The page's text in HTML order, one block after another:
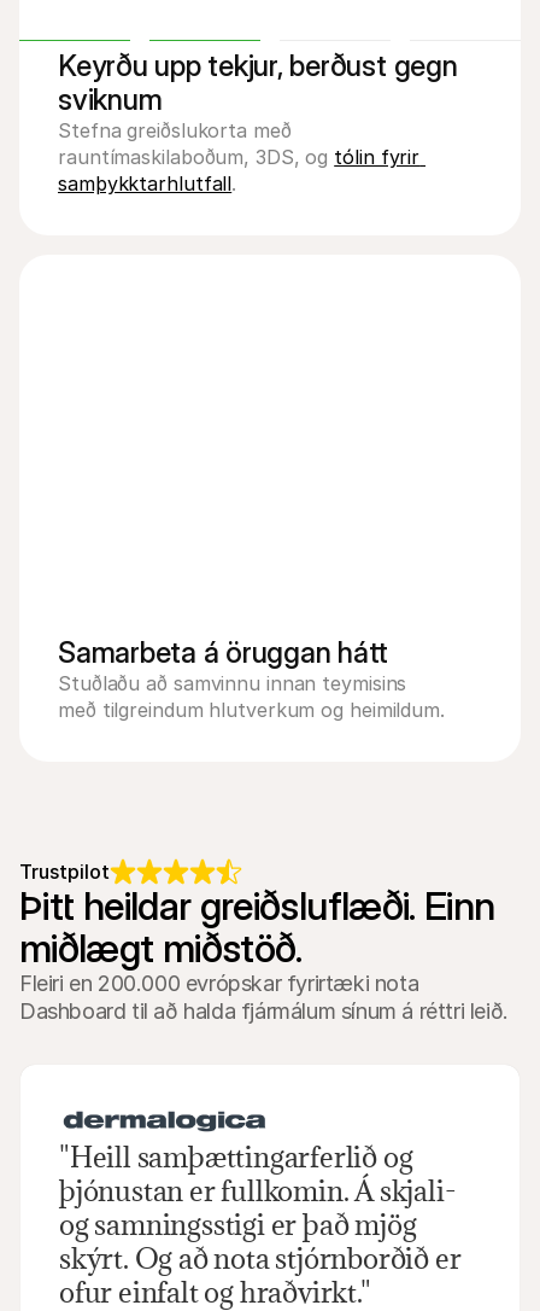
Keyrðu upp tekjur, berðust gegn
sviknum
Stefna greiðslukorta með
rauntímaskilaboðum, 3DS, og tólin fyrir
samþykktarhlutfall.
Samarbeta á öruggan hátt
Stuðlaðu að samvinnu innan teymisins
með tilgreindum hlutverkum og heimildum.
Trustpilot
Þitt heildar greiðsluflæði. Einn
miðlægt miðstöð.
Fleiri en 200.000 evrópskar fyrirtæki nota
Dashboard til að halda fjármálum sínum á réttri leið.
"Heill samþættingarferlið og
þjónustan er fullkomin. Á skjali-
og samningsstigi er það mjög
skýrt. Og að nota stjórnborðið er
ofur einfalt og hraðvirkt."